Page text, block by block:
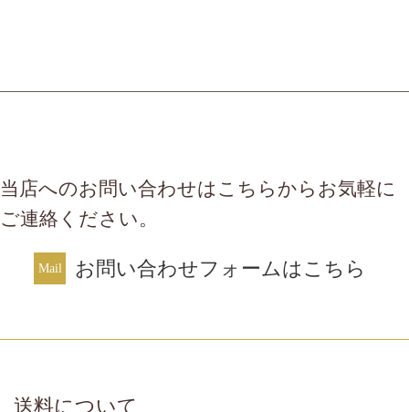
当店へのお問い合わせはこちらからお気軽に
ご連絡ください。
お問い合わせフォームはこちら
送料について